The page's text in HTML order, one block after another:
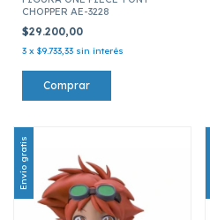
CHOPPER AE-3228
$29.200,00
3 x $9.733,33 sin interés
Envío gratis